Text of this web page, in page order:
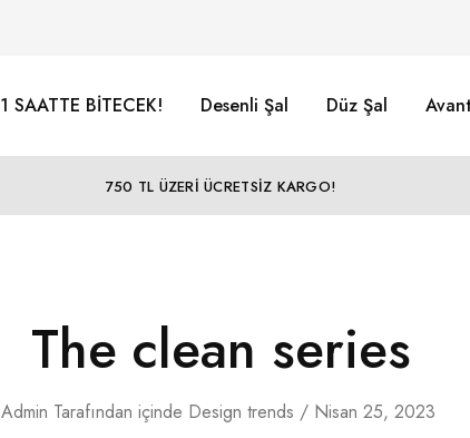
1 SAATTE BİTECEK! Desenli Şal Düz Şal
750 TL ÜZERİ ÜCRETSİZ KARGO!
The clean series
Admin Tarafından içinde Design trends Nisan 25, 2023